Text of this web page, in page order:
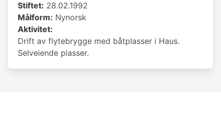
Stiftet: 28.02.1992
Målform: Nynorsk
Aktivitet:
Drift av flytebrygge med båtplasser i Haus.
Selveiende plasser.